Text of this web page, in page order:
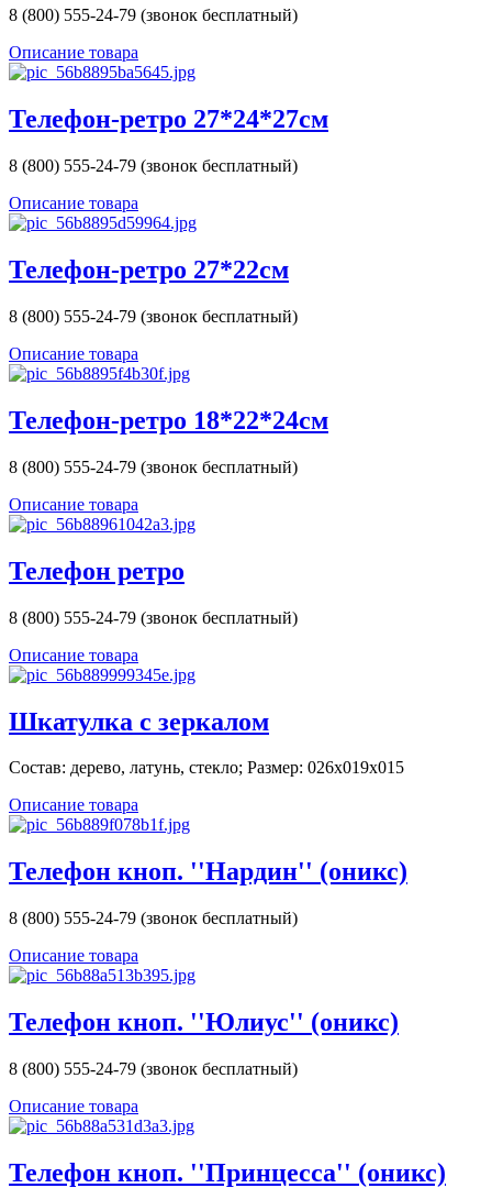
8 (800) 555-24-79 (звонок бесплатный)
Описание товара
Телефон-ретро 27*24*27см
8 (800) 555-24-79 (звонок бесплатный)
Описание товара
Телефон-ретро 27*22см
8 (800) 555-24-79 (звонок бесплатный)
Описание товара
Телефон-ретро 18*22*24см
8 (800) 555-24-79 (звонок бесплатный)
Описание товара
Телефон ретро
8 (800) 555-24-79 (звонок бесплатный)
Описание товара
Шкатулка с зеркалом
Состав: дерево, латунь, стекло; Размер: 026x019x015
Описание товара
Телефон кноп. ''Нардин'' (оникс)
8 (800) 555-24-79 (звонок бесплатный)
Описание товара
Телефон кноп. ''Юлиус'' (оникс)
8 (800) 555-24-79 (звонок бесплатный)
Описание товара
Телефон кноп. ''Принцесса'' (оникс)